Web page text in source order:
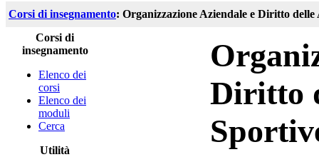
Corsi di insegnamento: Organizzazione Aziendale e Diritto
Corsi di
insegnamento
Elenco dei
corsi
Elenco dei
moduli
Cerca
Utilità
Diritto